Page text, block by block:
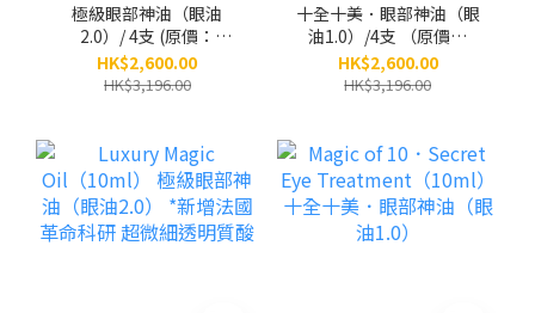
極級眼部神油（眼油
2.0）/ 4支 (原價：
$3,196)
HK$2,600.00
HK$3,196.00
十全十美．眼部神油（眼
油1.0）/4支 （原價：
$3,196）
HK$2,600.00
HK$3,196.00